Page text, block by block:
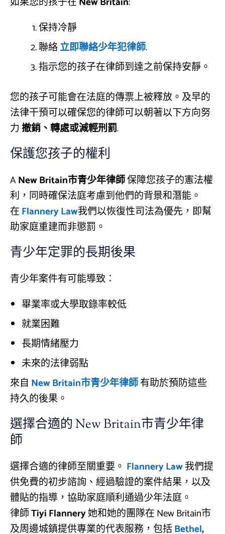
保持冷靜
聯絡立即聯絡少年犯律師.
指示您的孩子在律師到達之前保持安靜。
您的孩子可能會在法庭的傳票上被釋放。及早的
法律干預可以確保您的律師可以朝著以下方向努
力撤銷、轉處或減輕刑罰.
保護您孩子的權利
ANew Britain市青少年律師保障您孩子的憲法權
利，同時確保法庭考慮到他們的背景和潛能。
在Flannery Law我們以恢復性司法為優先，即幫
助家庭重建而非懲罰。
青少年定罪的長期後果
青少年案件有可能導致：
畢業率或大學取錄率較低
就業困難
長期情緒壓力
未來的法律弱點
來自 New Britain市青少年律師有助於預防這些
持久的後果。
選擇合適的 New Britain市青少年律
師
選擇合適的律師至關重要。 Flannery Law我們提
供免費的初步諮詢、經過驗證的案件結果，以及
體貼的指導，協助家庭順利通過少年法庭。
律師Tiyi Flannery她和她的團隊在 New Britain市
及周邊城鎮提供專業的代表服務，包括Bethel,